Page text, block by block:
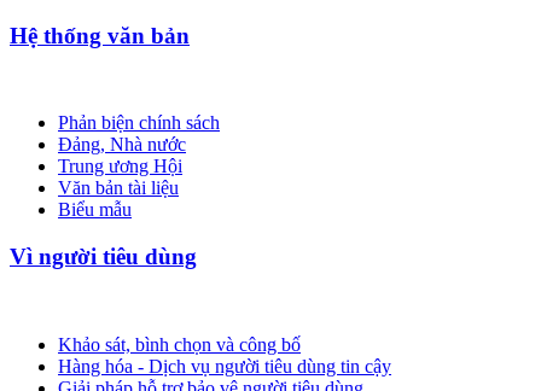
Hệ thống văn bản
Phản biện chính sách
Đảng, Nhà nước
Trung ương Hội
Văn bản tài liệu
Biểu mẫu
Vì người tiêu dùng
Khảo sát, bình chọn và công bố
Hàng hóa - Dịch vụ người tiêu dùng tin cậy